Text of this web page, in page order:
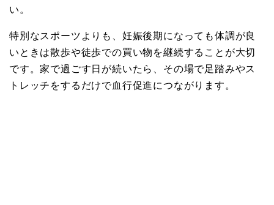
い。
特別なスポーツよりも、妊娠後期になっても体調が良
いときは散歩や徒歩での買い物を継続することが大切
です。家で過ごす日が続いたら、その場で足踏みやス
トレッチをするだけで血行促進につながります。